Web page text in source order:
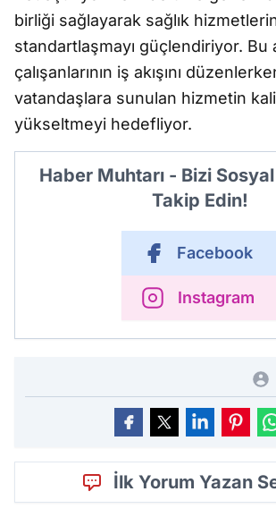
birliği sağlayarak sağlık
standartlaşmayı güçlendiriyor. Bu
çalışanlarının iş akışını
vatandaşlara sunulan hizmetin
yükseltmeyi hedefliyor.
Haber Muhtarı - Bizi
Takip Edin!
Facebook
Instagram
İlk Yorum Yazan